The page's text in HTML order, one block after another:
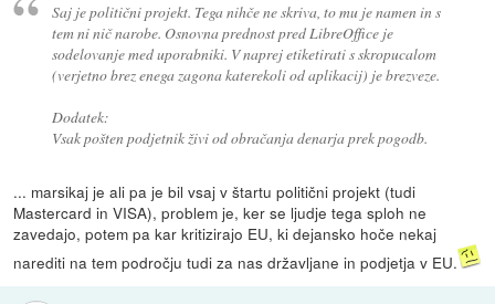
Saj je politični projekt. Tega nihče ne skriva, to mu je namen in s
tem ni nič narobe. Osnovna prednost pred LibreOffice je
sodelovanje med uporabniki. V naprej etiketirati s skropucalom
(verjetno brez enega zagona katerekoli od aplikacij) je brezveze.
Dodatek:
Vsak pošten podjetnik živi od obračanja denarja prek pogodb.
... marsikaj je ali pa je bil vsaj v štartu politični projekt (tudi
Mastercard in VISA), problem je, ker se ljudje tega sploh ne
zavedajo, potem pa kar kritizirajo EU, ki dejansko hoče nekaj
narediti na tem področju tudi za nas državljane in podjetja v EU.